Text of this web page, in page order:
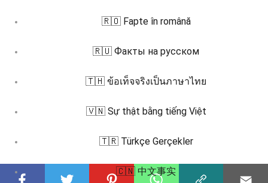
🇷🇴 Fapte în română
🇷🇺 Факты на русском
🇹🇭 ข้อเท็จจริงเป็นภาษาไทย
🇻🇳 Sự thật bằng tiếng Việt
🇹🇷 Türkçe Gerçekler
🇨🇳 中文事实